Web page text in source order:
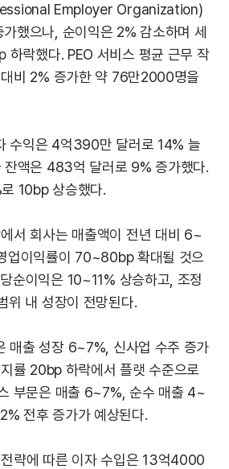
Employer Organization)
했으나, 순이익은 2% 감소하며 세
하락했다. PEO 서비스 평균 근무 작
비 2% 증가한 약 76만2000명을
수익은 4억390만 달러로 14% 늘
잔액은 483억 달러로 9% 증가했다.
10bp 상승했다.
서 회사는 매출액이 전년 대비 6~
업이익률이 70~80bp 확대될 것으
순이익은 10~11% 상승하고, 조정
위 내 성장이 전망된다.
매출 성장 6~7%, 신사업 수주 증가
률 20bp 하락에서 플랫 수준으로
부문은 매출 6~7%, 순수 매출 4~
전후 증가가 예상된다.
략에 따른 이자 수입은 13억4000